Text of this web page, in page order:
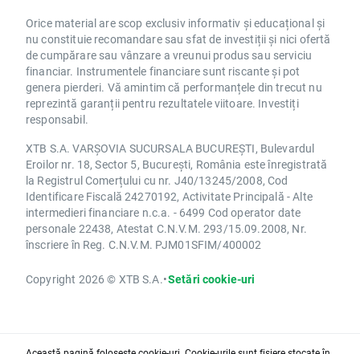
Orice material are scop exclusiv informativ și educațional și
nu constituie recomandare sau sfat de investiții și nici ofertă
de cumpărare sau vânzare a vreunui produs sau serviciu
financiar. Instrumentele financiare sunt riscante și pot
genera pierderi. Vă amintim că performanțele din trecut nu
reprezintă garanții pentru rezultatele viitoare. Investiți
responsabil.
XTB S.A. VARȘOVIA SUCURSALA BUCUREȘTI, Bulevardul
Eroilor nr. 18, Sector 5, București, România este înregistrată
la Registrul Comerțului cu nr. J40/13245/2008, Cod
Identificare Fiscală 24270192, Activitate Principală - Alte
intermedieri financiare n.c.a. - 6499 Cod operator date
personale 22438, Atestat C.N.V.M. 293/15.09.2008, Nr.
înscriere în Reg. C.N.V.M. PJM01SFIM/400002
Copyright 2026 © XTB S.A.•Setări cookie-uri